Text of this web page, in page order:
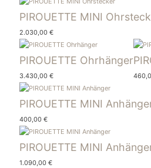
PIROUETTE MINI
2.030,00 €
PIROUETTE Ohrhänger
3.430,00 €
PIROUETTE MINI
400,00 €
PIROUETTE MINI
1.090,00 €